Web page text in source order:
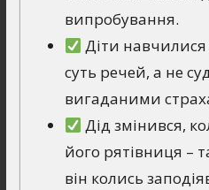
випробування.
Діти
суть речей, а не
вигаданими
Дід змінився,
його рятівниця –
він колись